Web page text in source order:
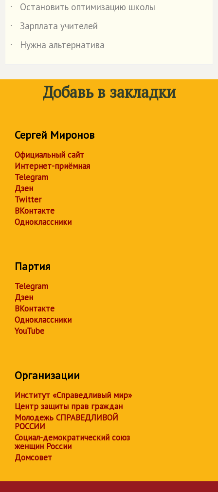
˙
Остановить оптимизацию школы
˙
Зарплата учителей
˙
Нужна альтернатива
Добавь в закладки
Сергей Миронов
Официальный сайт
Интернет-приёмная
Telegram
Дзен
Twitter
ВКонтакте
Одноклассники
Партия
Telegram
Дзен
ВКонтакте
Одноклассники
YouTube
Организации
Институт «Справедливый мир»
Центр защиты прав граждан
Молодежь СПРАВЕДЛИВОЙ
РОССИИ
Социал-демократический союз
женщин России
Домсовет